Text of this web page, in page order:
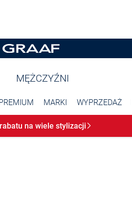
MĘŻCZYŹNI
MARKI WYPRZEDAŻ
na wiele stylizacji